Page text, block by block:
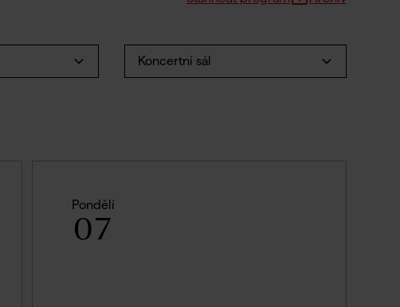
Koncertní sál
Pondělí
07